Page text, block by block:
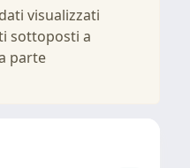
visualizzati
sottoposti a
parte